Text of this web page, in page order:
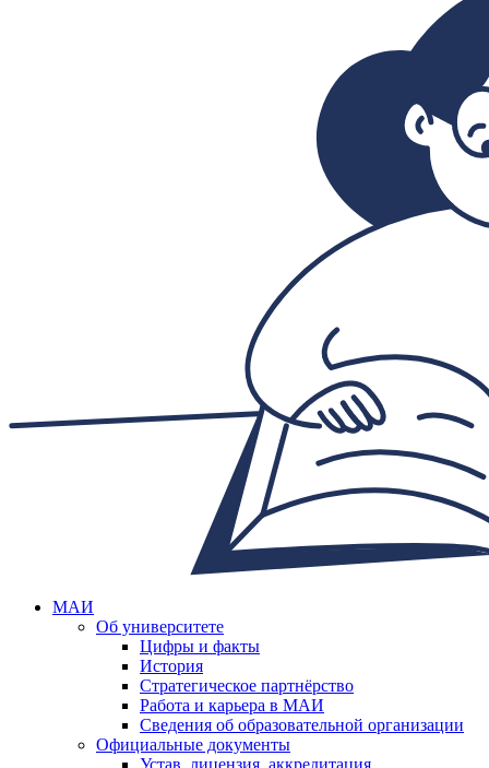
МАИ
Об университете
Цифры и факты
История
Стратегическое партнёрство
Работа и карьера в МАИ
Сведения об образовательной организации
Официальные документы